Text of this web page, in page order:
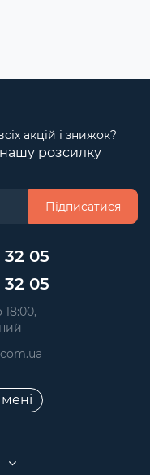
акцій і знижок?
розсилку
Підписатися
05
32 05